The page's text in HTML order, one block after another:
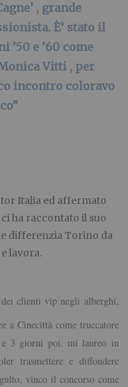
, grande
È’ stato il
’50 e ’60 come
Vitti , per
incontro coloravo
Italia ed affermato
ha raccontato il suo
differenzia Torino da
lavora.
clienti vip negli alberghi,
a Cinecittà come truccatore
3 giorni poi, mi laureo in
trasmettere e diffondere
vinco il concorso come